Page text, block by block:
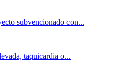
subvencionado con...
taquicardia o...